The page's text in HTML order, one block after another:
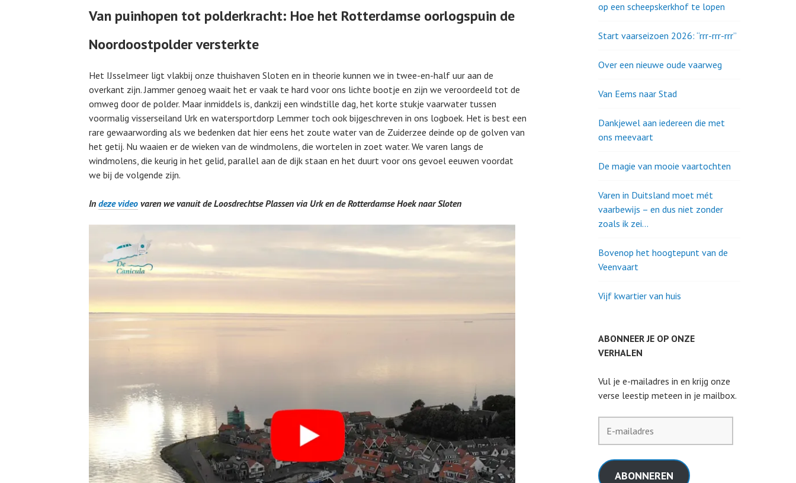
Van puinhopen tot polderkracht: Hoe het Rotterdamse oorlogspuin de
Noordoostpolder versterkte
Het IJsselmeer ligt vlakbij onze thuishaven Sloten en in theorie kunnen we in twee-en-half uur aan de
overkant zijn. Jammer genoeg waait het er vaak te hard voor ons lichte bootje en zijn we veroordeeld tot de
omweg door de polder. Maar inmiddels is, dankzij een windstille dag, het korte stukje vaarwater tussen
voormalig visserseiland Urk en watersportdorp Lemmer toch ook bijgeschreven in ons logboek. Het is best een
rare gewaarwording als we bedenken dat hier eens het zoute water van de Zuiderzee deinde op de golven van
het getij. Nu waaien er de wieken van de windmolens, die wortelen in zoet water. We varen langs de
windmolens, die keurig in het gelid, parallel aan de dijk staan en het duurt voor ons gevoel eeuwen voordat
we bij de volgende zijn.
In deze video varen we vanuit de Loosdrechtse Plassen via Urk en de Rotterdamse Hoek naar Sloten
op een scheepskerkhof te lopen
Start vaarseizoen 2026: “rrr-rrr-rrr”
Over een nieuwe oude vaarweg
Van Eems naar Stad
Dankjewel aan iedereen die met
ons meevaart
De magie van mooie vaartochten
Varen in Duitsland moet mét
vaarbewijs – en dus niet zonder
zoals ik zei…
Bovenop het hoogtepunt van de
Veenvaart
Vijf kwartier van huis
ABONNEER JE OP ONZE
VERHALEN
Vul je e-mailadres in en krijg onze
verse leestip meteen in je mailbox.
mailadres
ABONNEREN